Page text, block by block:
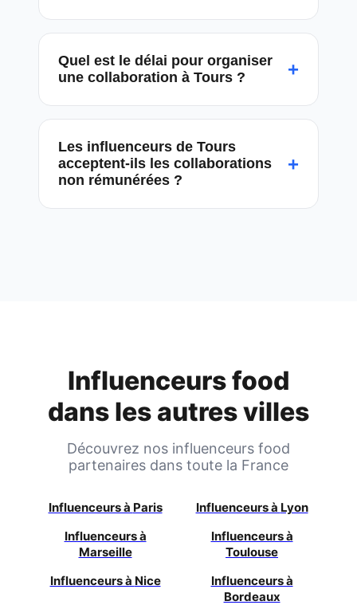
Quel est le délai pour organiser
une collaboration à Tours ?
+
Les influenceurs de Tours
acceptent-ils les collaborations
non rémunérées ?
+
Influenceurs food
dans les autres villes
Découvrez nos influenceurs food
partenaires dans toute la France
Influenceurs à Paris Influenceurs à Lyon
Influenceurs à
Marseille
Influenceurs à
Toulouse
Influenceurs à Nice
Influenceurs à
Bordeaux